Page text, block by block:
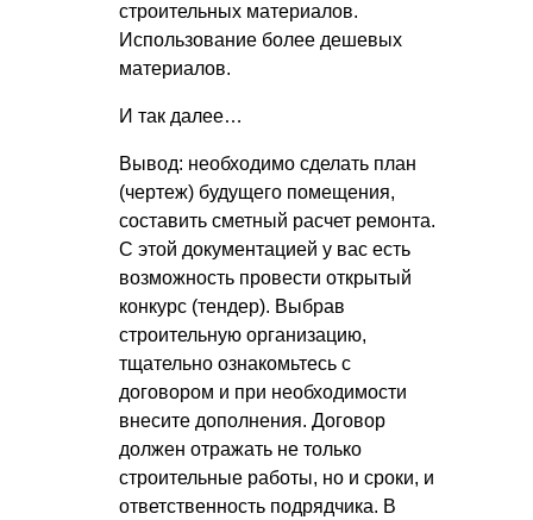
строительных материалов.
Использование более дешевых
материалов.
И так далее…
Вывод: необходимо сделать план
(чертеж) будущего помещения,
составить сметный расчет ремонта.
С этой документацией у вас есть
возможность провести открытый
конкурс (тендер). Выбрав
строительную организацию,
тщательно ознакомьтесь с
договором и при необходимости
внесите дополнения. Договор
должен отражать не только
строительные работы, но и сроки, и
ответственность подрядчика. В